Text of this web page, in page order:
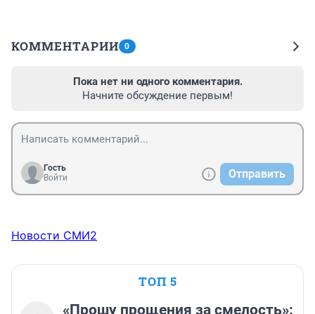
КОММЕНТАРИИ 0
Пока нет ни одного комментария.
Начните обсуждение первым!
Гость
Войти
Отправить
Новости СМИ2
ТОП 5
«Прошу прощения за смелость»: